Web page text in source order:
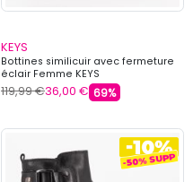
KEYS
Bottines similicuir avec fermeture
éclair Femme KEYS
119,99 €36,00 € 69%